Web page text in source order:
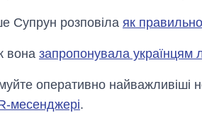
Супрун розповіла як
вона запропонувала українцям
оперативно найважливіші
месенджері.